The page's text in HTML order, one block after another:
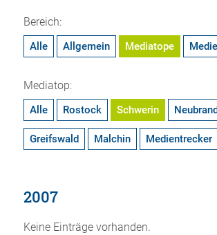
Bereich:
Alle Allgemein Mediatope
Mediatop:
Alle Rostock Schwerin
Greifswald Malchin Medientrecker
2007
Keine Einträge vorhanden.